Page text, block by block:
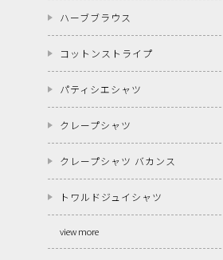
ハーブブラウス
コットンストライプ
パティシエシャツ
クレープシャツ
クレープシャツ バカンス
トワルドジュイシャツ
view more